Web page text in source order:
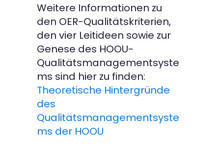
Weitere Informationen zu
den OER-Qualitätskriterien,
den vier Leitideen sowie zur
Genese des HOOU-
Qualitätsmanagementsyste
ms sind hier zu finden:
Theoretische Hintergründe
des
Qualitätsmanagementsyste
ms der HOOU